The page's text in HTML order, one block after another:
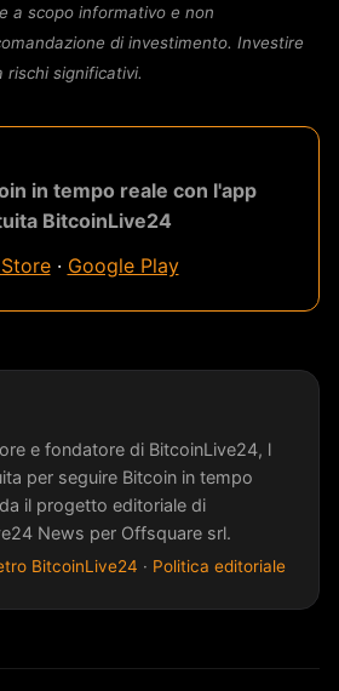
a scopo informativo e non
di investimento. Investire
significativi.
in tempo reale con l'app
BitcoinLive24
· Google Play
e fondatore di BitcoinLive24, l
per seguire Bitcoin in tempo
il progetto editoriale di
News per Offsquare srl.
BitcoinLive24 · Politica editoriale